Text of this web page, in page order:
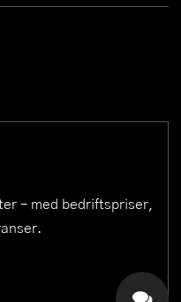
– med bedriftspriser,